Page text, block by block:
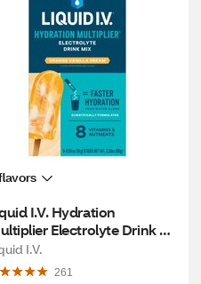
I.V. Hydration
Electrolyte Drink
Orange Creamsicle, 8
I.V.
261